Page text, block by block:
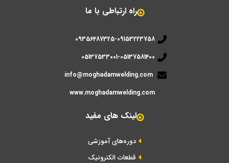
راه ارتباطی با ما
09356487325-09153223758
05137533001-05137581400
info@moghadamwelding.com
www.moghadamwelding.com
لینک های مفید
دوره‌های آموزشی
قطعات الکترونیک